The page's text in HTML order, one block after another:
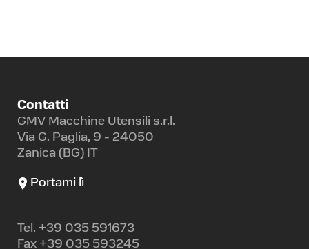
Contatti
GMV Macchine Utensili s.r.l.
Via G. Paglia, 9 - 24050
Zanica (BG) IT
Portami lì
Tel. +39 035 591673
Fax +39 035 593245